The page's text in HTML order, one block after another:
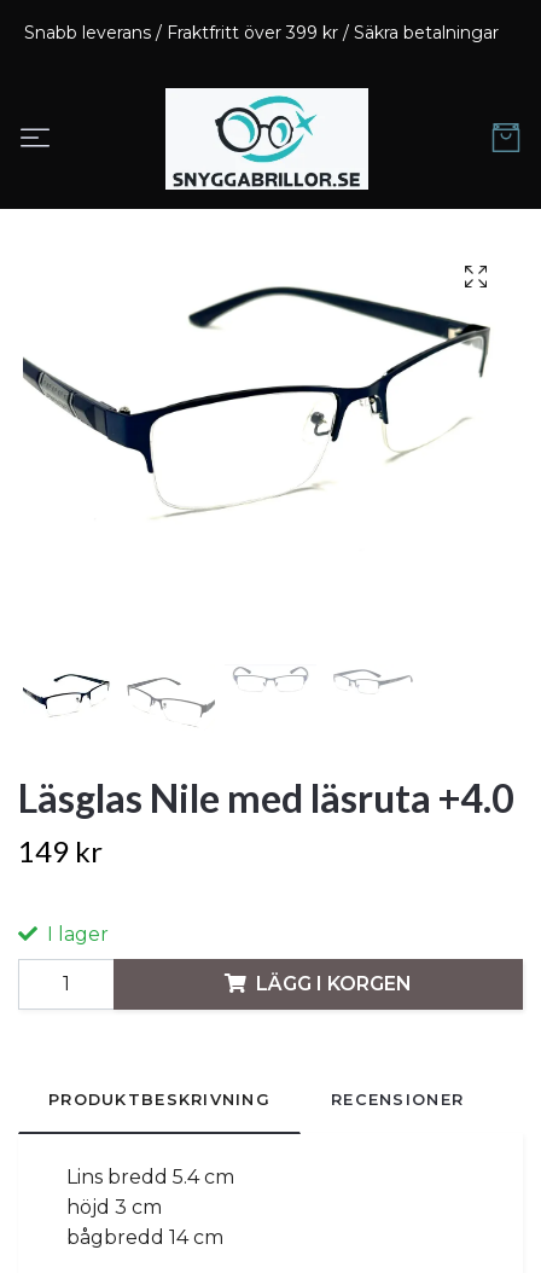
Snabb leverans / Fraktfritt över 399 kr / Säkra betalningar
Läsglas Nile med läsruta +4.0
149 kr
I lager
LÄGG I KORGEN
PRODUKTBESKRIVNING RECENSIONER
Lins bredd 5.4 cm
höjd 3 cm
bågbredd 14 cm